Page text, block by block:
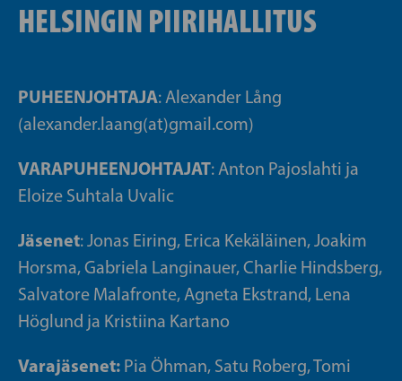
HELSINGIN PIIRIHALLITUS
PUHEENJOHTAJA: Alexander Lång
(alexander.laang(at)gmail.com)
VARAPUHEENJOHTAJAT: Anton Pajoslahti ja
Eloize Suhtala Uvalic
Jäsenet: Jonas Eiring, Erica Kekäläinen, Joakim
Horsma, Gabriela Langinauer, Charlie Hindsberg,
Salvatore Malafronte, Agneta Ekstrand, Lena
Höglund ja Kristiina Kartano
Varajäsenet: Pia Öhman, Satu Roberg, Tomi